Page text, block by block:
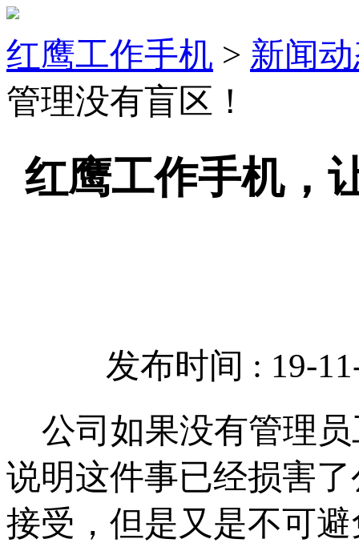
红鹰工作手机 > 新闻
管理没有盲区！
红鹰工作手机，
发布时间 : 19-
公司如果没有管理员
说明这件事已经损害
接受，但是又是不可